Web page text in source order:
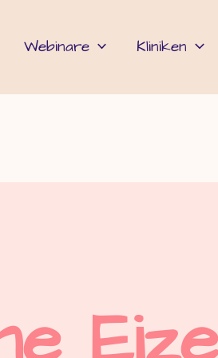
Webinare Kliniken